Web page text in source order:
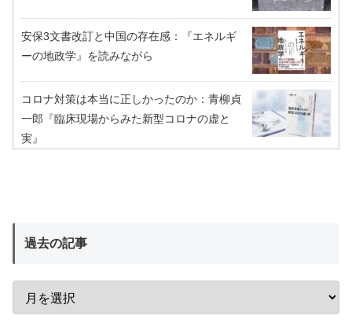
安保3文書改訂と中国の存在感：『エネルギ
ーの地政学』を読みながら
コロナ対策は本当に正しかったのか：青柳貞
一郎『臨床現場からみた新型コロナの虚と
実』
過去の記事